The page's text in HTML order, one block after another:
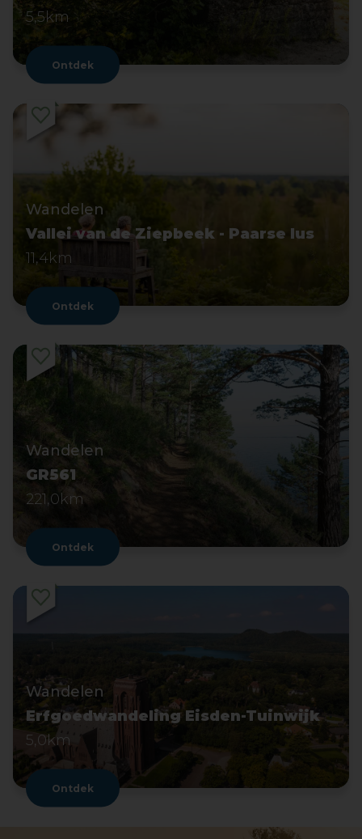
5,5km
Ontdek
Wandelen
Vallei van de Ziepbeek - Paarse lus
11,4km
Ontdek
Wandelen
GR561
221,0km
Ontdek
Wandelen
Erfgoedwandeling Eisden-Tuinwijk
5,0km
Ontdek